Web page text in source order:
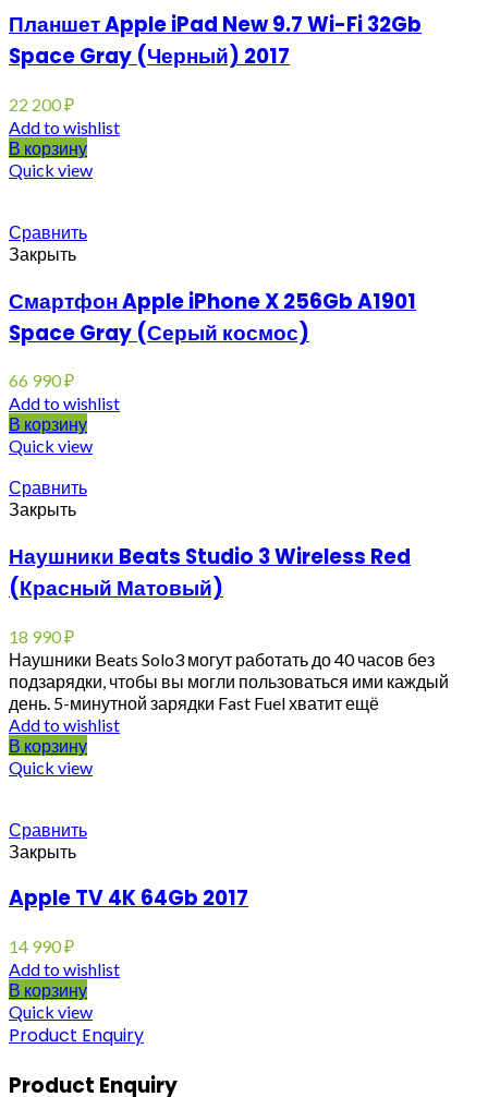
Планшет Apple iPad New 9.7 Wi-Fi 32Gb
Space Gray (Черный) 2017
22 200₽
Add to wishlist
В корзину
Quick view
Сравнить
Закрыть
Смартфон Apple iPhone X 256Gb A1901
Space Gray (Серый космос)
66 990₽
Add to wishlist
В корзину
Quick view
Сравнить
Закрыть
Наушники Beats Studio 3 Wireless Red
(Красный Матовый)
18 990₽
Наушники Beats Solo3 могут работать до 40 часов без
подзарядки, чтобы вы могли пользоваться ими каждый
день. 5-минутной зарядки Fast Fuel хватит ещё
Add to wishlist
В корзину
Quick view
Сравнить
Закрыть
Apple TV 4K 64Gb 2017
14 990₽
Add to wishlist
В корзину
Quick view
Product Enquiry
Product Enquiry